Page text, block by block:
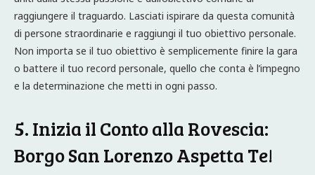
raggiungere il traguardo. Lasciati ispirare da questa comunità
di persone straordinarie e raggiungi il tuo obiettivo personale.
Non importa se il tuo obiettivo è semplicemente finire la gara
o battere il tuo record personale, quello che conta è l’impegno
e la determinazione che metti in ogni passo.
5. Inizia il Conto alla Rovescia:
Borgo San Lorenzo Aspetta Te!